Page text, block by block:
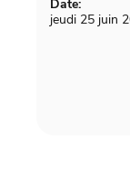
Date:
jeudi 25 juin